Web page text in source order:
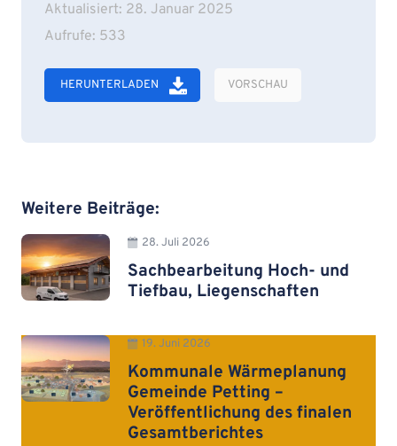
Aktualisiert: 28. Januar 2025
Aufrufe: 533
HERUNTERLADEN VORSCHAU
Weitere Beiträge:
28. Juli 2026
Sachbearbeitung Hoch- und
Tiefbau, Liegenschaften
19. Juni 2026
Kommunale Wärmeplanung
Gemeinde Petting –
Veröffentlichung des finalen
Gesamtberichtes